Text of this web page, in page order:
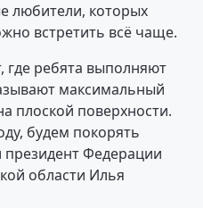
любители, которых
встретить всё чаще.
ребята выполняют
максимальный
плоской поверхности.
будем покорять
Федерации
области Илья